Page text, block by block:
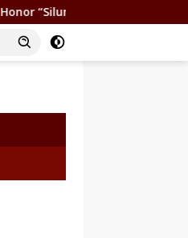
Wabup Dony Lumenta